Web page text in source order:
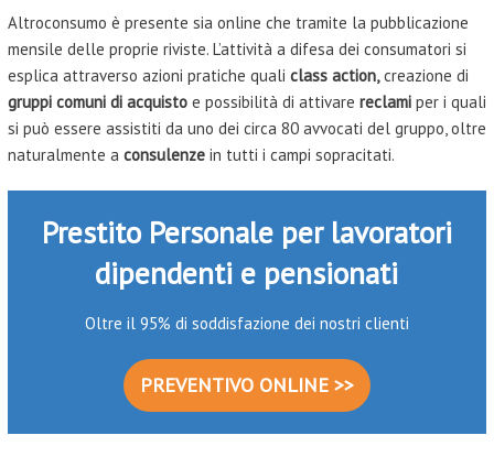
Altroconsumo è presente sia online che tramite la pubblicazione
mensile delle proprie riviste. L’attività a difesa dei consumatori si
esplica attraverso azioni pratiche quali class action,creazione di
gruppi comuni di acquistoe possibilità di attivare reclamiper i quali
si può essere assistiti da uno dei circa 80 avvocati del gruppo, oltre
naturalmente a consulenzein tutti i campi sopracitati.
Prestito Personale per lavoratori
dipendenti e pensionati
Oltre il 95% di soddisfazione dei nostri clienti
PREVENTIVO ONLINE >>